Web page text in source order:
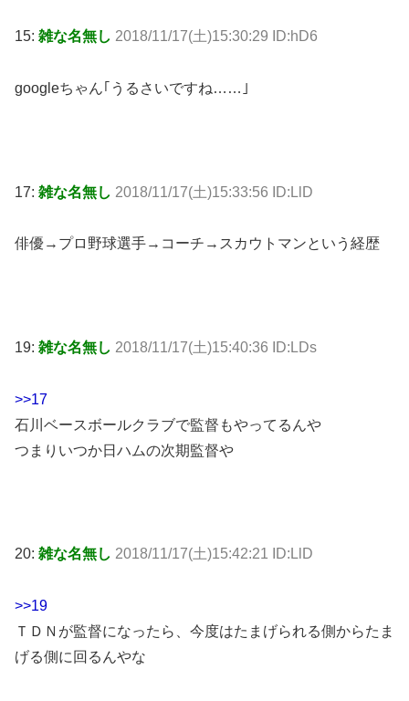
15: 雑な名無し 2018/11/17(土)15:30:29 ID:hD6
googleちゃん｢うるさいですね……｣
17: 雑な名無し 2018/11/17(土)15:33:56 ID:LlD
俳優→プロ野球選手→コーチ→スカウトマンという経歴
19: 雑な名無し 2018/11/17(土)15:40:36 ID:LDs
>>17
石川ベースボールクラブで監督もやってるんや
つまりいつか日ハムの次期監督や
20: 雑な名無し 2018/11/17(土)15:42:21 ID:LlD
>>19
ＴＤＮが監督になったら、今度はたまげられる側からたま
げる側に回るんやな